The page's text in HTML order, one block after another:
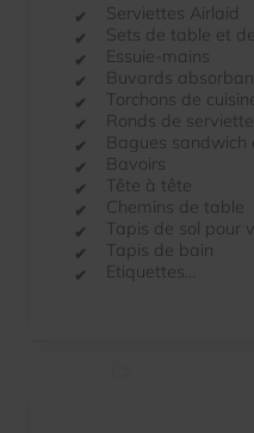
Serviettes Airlaid
Sets de table et
Essuie-mains
Buvards
Torchons de
Ronds de serviette
Bagues sandwich
Bavoirs
Tête à tête
Chemins de table
Tapis de sol pour
Tapis de bain
Etiquettes...